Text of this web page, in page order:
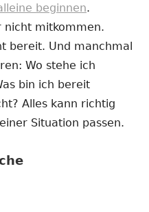
beginnen.
nicht mitkommen.
bereit. Und manchmal
Wo stehe ich
bin ich bereit
Alles kann richtig
Situation passen.